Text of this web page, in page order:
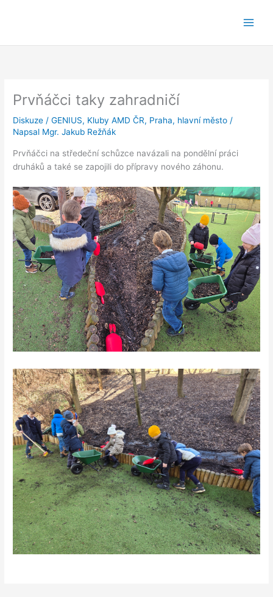
Prvňáčci taky zahradničí
Diskuze /GENIUS, Kluby AMD ČR, Praha, hlavní město /
Napsal Mgr. Jakub Režňák
Prvňáčci na středeční schůzce navázali na pondělní práci
druháků a také se zapojili do přípravy nového záhonu.